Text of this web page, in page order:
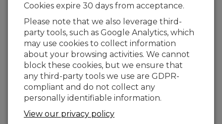
nossos especialistas entrará em contato com você.
*=campo obrigatório.
Favor selecionar seu tipo de pergunta:
Vendas
Suporte
Insira sua pergunta aqui:
Cookies expire 30 days from acceptance.
Please note that we also leverage third-
party tools, such as Google Analytics, which
may use cookies to collect information
about your browsing activities. We cannot
block these cookies, but we ensure that
any third-party tools we use are GDPR-
compliant and do not collect any
personally identifiable information.
View our privacy policy